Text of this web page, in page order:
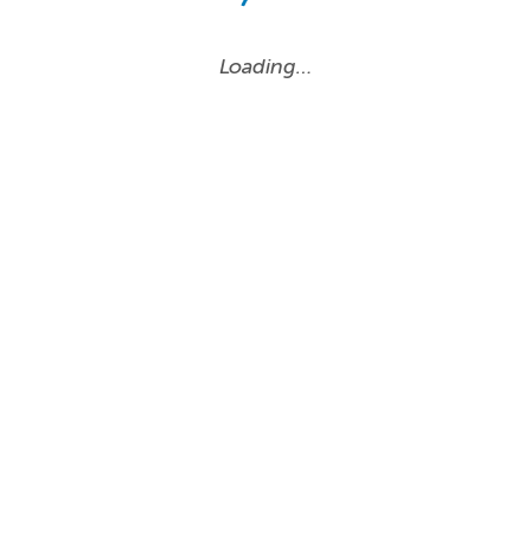
Loading…